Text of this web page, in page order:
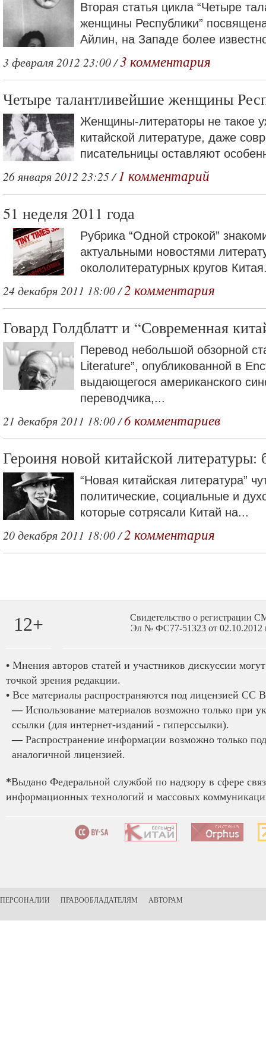
Вторая статья цикла “Четыре
женщины Республики”
Айлин, на Западе более
3 февраля 2012 23:00 /3 комментария
Четыре талантливейшие женщины
Женщины-литераторы не такое
китайской литературе, даже
писательницы оставляют
26 января 2012 23:25 /1 комментарий
51 неделя 2011 года
Рубрика “Одной строкой”
актуальными новостями
окололитературных кругов
24 декабря 2011 18:00 /2 комментария
Говард Голдблатт и “Современная
Перевод небольшой обзорной
Literature”, опубликованной в
выдающегося американского
переводчика,...
21 декабря 2011 18:00 /6 комментариев
Героиня новой китайской литературы:
“Новая китайская литература”
политические, социальные и
которые сотрясали Китай на...
20 декабря 2011 18:00 /2 комментария
12+
Свидетельство о регистрации
Эл № ФС77-51323 от 02.10.2012
• Мнения авторов статей и участников дискуссии
точкой зрения редакции.
• Все материалы распространяются под лицензией CC
—Использование материалов возможно только при
ссылки (для интернет-изданий - гиперссылки).
—Распространение информации возможно только
аналогичной лицензией.
*Выдано Федеральной службой по надзору в сфере
информационных технологий и массовых
ПЕРСОНАЛИИ ПРАВООБЛАДАТЕЛЯМ АВТОРАМ